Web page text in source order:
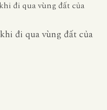
đi qua vùng đất của